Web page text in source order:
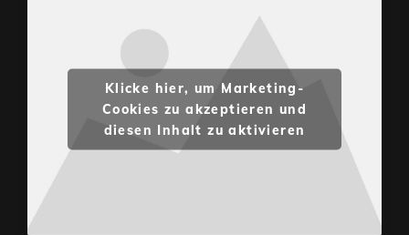
Klicke hier, um Marketing-
Cookies zu akzeptieren und
diesen Inhalt zu aktivieren